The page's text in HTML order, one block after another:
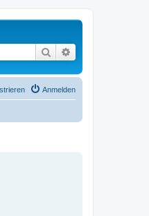
Suche
Anmelden